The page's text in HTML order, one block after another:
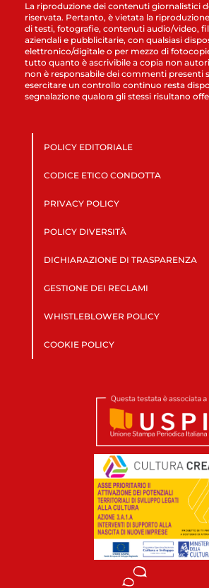
La riproduzione dei contenuti giornalistici
riservata. Pertanto, è vietata la riproduzione
di testi, fotografie, contenuti audio/video,
aziendali e pubblicitarie, con qualsiasi
elettronico/digitale o per mezzo di
tutto quanto è ascrivibile a copia non
non è responsabile dei commenti presenti
esercitare un controllo continuo resta
segnalazione qualora gli stessi risultano
POLICY EDITORIALE
CODICE ETICO CONDOTTA
PRIVACY POLICY
POLICY DIVERSITÀ
DICHIARAZIONE DI TRASPARENZA
GESTIONE DEI RECLAMI
WHISTLEBLOWER POLICY
COOKIE POLICY